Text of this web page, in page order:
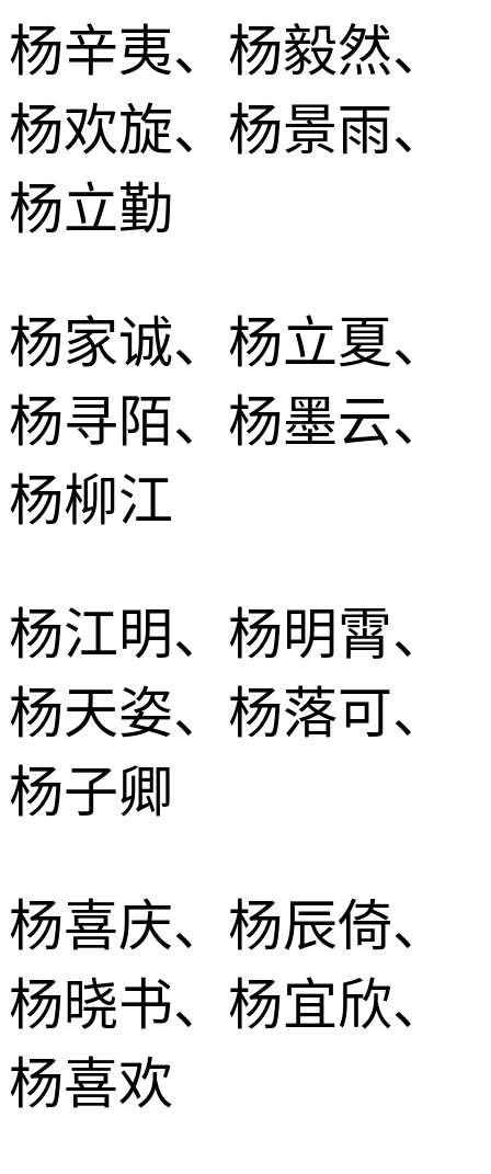
杨辛夷、杨毅然、
杨欢旋、杨景雨、
杨立勤
杨家诚、杨立夏、
杨寻陌、杨墨云、
杨柳江
杨江明、杨明霄、
杨天姿、杨落可、
杨子卿
杨喜庆、杨辰倚、
杨晓书、杨宜欣、
杨喜欢